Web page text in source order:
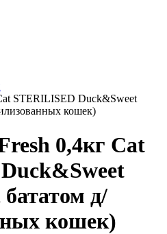
STERILISED Duck&Sweet
кошек)
0,4кг Cat
д/
кошек)